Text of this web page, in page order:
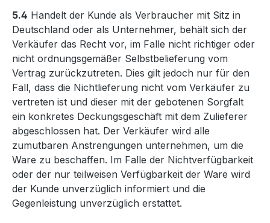
5.4 Handelt der Kunde als Verbraucher mit Sitz in
Deutschland oder als Unternehmer, behält sich der
Verkäufer das Recht vor, im Falle nicht richtiger oder
nicht ordnungsgemäßer Selbstbelieferung vom
Vertrag zurückzutreten. Dies gilt jedoch nur für den
Fall, dass die Nichtlieferung nicht vom Verkäufer zu
vertreten ist und dieser mit der gebotenen Sorgfalt
ein konkretes Deckungsgeschäft mit dem Zulieferer
abgeschlossen hat. Der Verkäufer wird alle
zumutbaren Anstrengungen unternehmen, um die
Ware zu beschaffen. Im Falle der Nichtverfügbarkeit
oder der nur teilweisen Verfügbarkeit der Ware wird
der Kunde unverzüglich informiert und die
Gegenleistung unverzüglich erstattet.